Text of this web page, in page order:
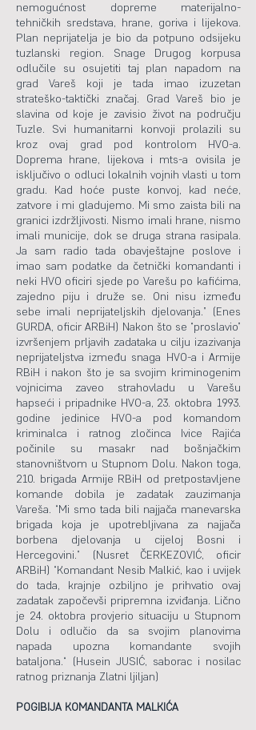
nemogućnost dopreme materijalno-
tehničkih sredstava, hrane, goriva i lijekova.
Plan neprijatelja je bio da potpuno odsijeku
tuzlanski region. Snage Drugog korpusa
odlučile su osujetiti taj plan napadom na
grad Vareš koji je tada imao izuzetan
strateško-taktički značaj. Grad Vareš bio je
slavina od koje je zavisio život na području
Tuzle. Svi humanitarni konvoji prolazili su
kroz ovaj grad pod kontrolom HVO-a.
Doprema hrane, lijekova i mts-a ovisila je
isključivo o odluci lokalnih vojnih vlasti u tom
gradu. Kad hoće puste konvoj, kad neće,
zatvore i mi gladujemo. Mi smo zaista bili na
granici izdržljivosti. Nismo imali hrane, nismo
imali municije, dok se druga strana rasipala.
Ja sam radio tada obavještajne poslove i
imao sam podatke da četnički komandanti i
neki HVO oficiri sjede po Varešu po kafićima,
zajedno piju i druže se. Oni nisu između
sebe imali neprijateljskih djelovanja.” (Enes
GURDA, oficir ARBiH) Nakon što se “proslavio”
izvršenjem prljavih zadataka u cilju izazivanja
neprijateljstva između snaga HVO-a i Armije
RBiH i nakon što je sa svojim kriminogenim
vojnicima zaveo strahovladu u Varešu
hapseći i pripadnike HVO-a, 23. oktobra 1993.
godine jedinice HVO-a pod komandom
kriminalca i ratnog zločinca Ivice Rajića
počinile su masakr nad bošnjačkim
stanovništvom u Stupnom Dolu. Nakon toga,
210. brigada Armije RBiH od pretpostavljene
komande dobila je zadatak zauzimanja
Vareša. “Mi smo tada bili najjača manevarska
brigada koja je upotrebljivana za najjača
borbena djelovanja u cijeloj Bosni i
Hercegovini.” (Nusret ČERKEZOVIĆ, oficir
ARBiH) “Komandant Nesib Malkić, kao i uvijek
do tada, krajnje ozbiljno je prihvatio ovaj
zadatak započevši pripremna izviđanja. Lično
je 24. oktobra provjerio situaciju u Stupnom
Dolu i odlučio da sa svojim planovima
napada upozna komandante svojih
bataljona.“ (Husein JUSIĆ, saborac i nosilac
ratnog priznanja Zlatni ljiljan)
POGIBIJA KOMANDANTA MALKIĆA